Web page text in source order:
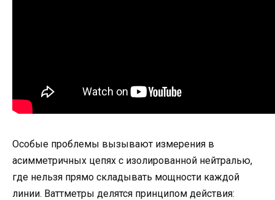
Особые проблемы вызывают измерения в
асимметричных цепях с изолированной нейтралью,
где нельзя прямо складывать мощности каждой
линии. Ваттметры делятся принципом действия: